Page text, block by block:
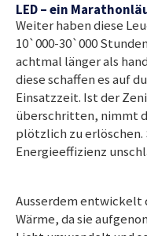
LED – ein
Weiter haben diese
10`000-30`000
achtmal länger als
diese schaffen es auf
Einsatzzeit. Ist der
überschritten, nimmt
plötzlich zu
Energieeffizienz
Ausserdem entwickelt
Wärme, da sie